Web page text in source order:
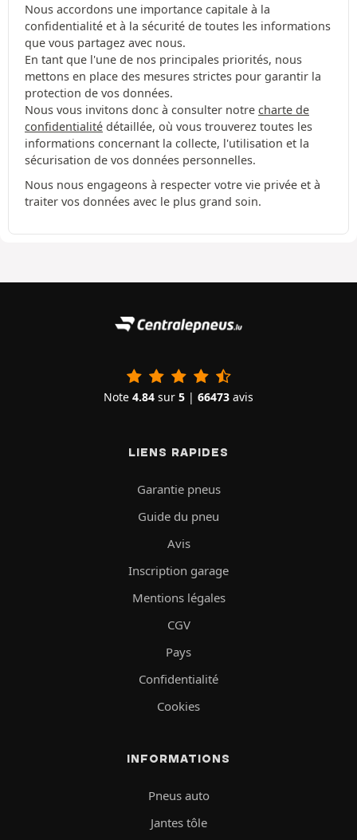
Nous accordons une importance capitale à la
confidentialité et à la sécurité de toutes les informations
que vous partagez avec nous.
En tant que l'une de nos principales priorités, nous
mettons en place des mesures strictes pour garantir la
protection de vos données.
Nous vous invitons donc à consulter notre charte de
confidentialité détaillée, où vous trouverez toutes les
informations concernant la collecte, l'utilisation et la
sécurisation de vos données personnelles.
Nous nous engageons à respecter votre vie privée et à
traiter vos données avec le plus grand soin.
Note 4.84 sur 5 | 66473 avis
LIENS RAPIDES
Garantie pneus
Guide du pneu
Avis
Inscription garage
Mentions légales
CGV
Pays
Confidentialité
Cookies
INFORMATIONS
Pneus auto
Jantes tôle